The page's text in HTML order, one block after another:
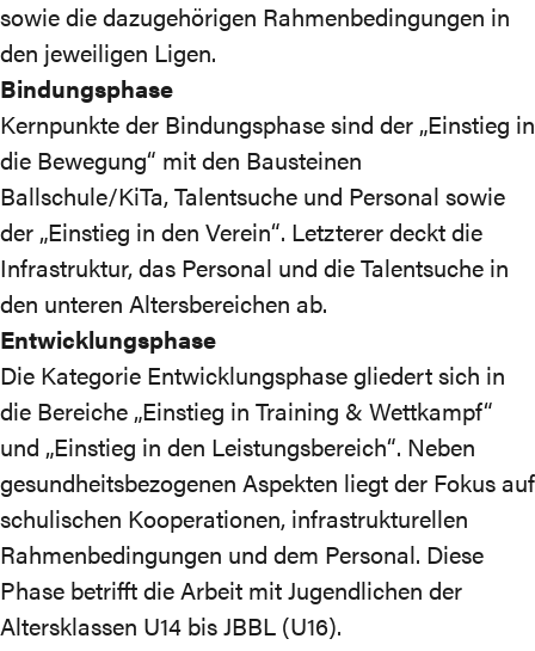
sowie die dazugehörigen Rahmenbedingungen in
den jeweiligen Ligen.
Bindungsphase
Kernpunkte der Bindungsphase sind der „Einstieg in
die Bewegung“ mit den Bausteinen
Ballschule/KiTa, Talentsuche und Personal sowie
der „Einstieg in den Verein“. Letzterer deckt die
Infrastruktur, das Personal und die Talentsuche in
den unteren Altersbereichen ab.
Entwicklungsphase
Die Kategorie Entwicklungsphase gliedert sich in
die Bereiche „Einstieg in Training & Wettkampf“
und „Einstieg in den Leistungsbereich“. Neben
gesundheitsbezogenen Aspekten liegt der Fokus auf
schulischen Kooperationen, infrastrukturellen
Rahmenbedingungen und dem Personal. Diese
Phase betrifft die Arbeit mit Jugendlichen der
Altersklassen U14 bis JBBL (U16).